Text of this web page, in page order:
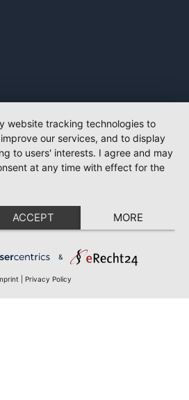
website tracking technologies to
our services, and to display
to users' interests. I agree and may
at any time with effect for the
ACCEPT MORE
&
Privacy Policy